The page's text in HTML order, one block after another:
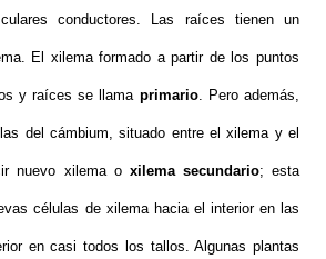
conductores. Las raíces tienen un
El xilema formado a partir de los puntos
y raíces se llama primario. Pero además,
del cámbium, situado entre el xilema y el
nuevo xilema o xilema secundario; esta
células de xilema hacia el interior en las
en casi todos los tallos. Algunas plantas